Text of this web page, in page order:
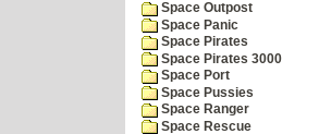
Space Outpost
Space Panic
Space Pirates
Space Pirates 3000
Space Port
Space Pussies
Space Ranger
Space Rescue